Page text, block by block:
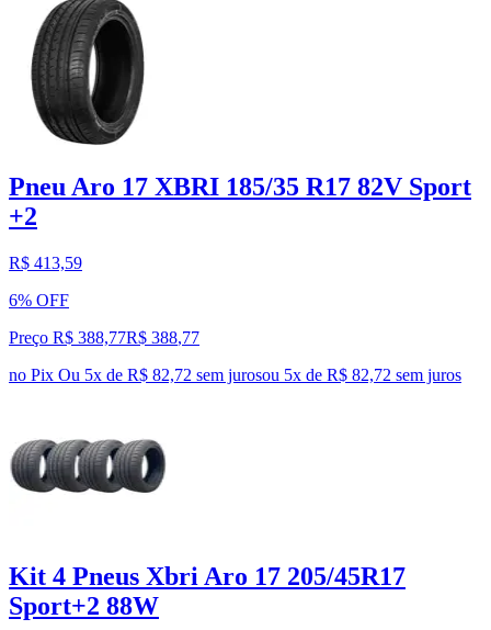
Pneu Aro 17 XBRI 185/35 R17 82V Sport
+2
R$ 413,59
6% OFF
Preço R$ 388,77R$ 388,77
no Pix Ou 5x de R$ 82,72 sem jurosou 5x de R$ 82,72 sem juros
Kit 4 Pneus Xbri Aro 17 205/45R17
Sport+2 88W